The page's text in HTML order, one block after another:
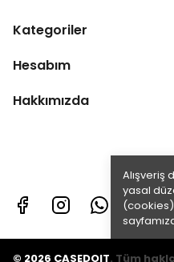
Alışveriş
yasal
(cookies)
Kategoriler
Hesabım
Hakkımızda
© 2026 CASEDOIT. Tüm